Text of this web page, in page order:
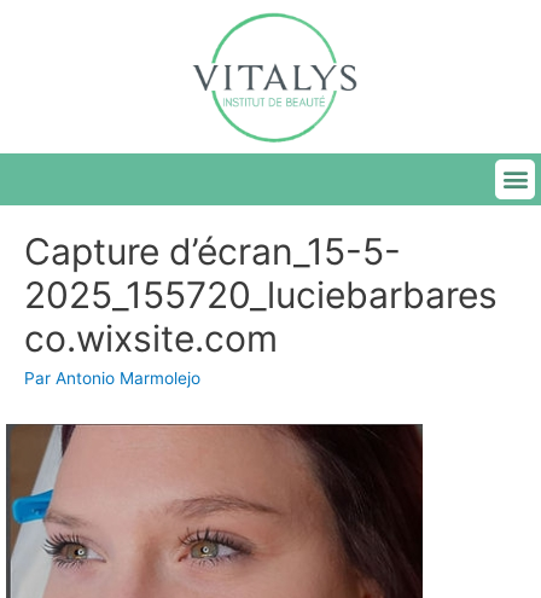
Capture d’écran_15-5-
2025_155720_luciebarbares
co.wixsite.com
Par Antonio Marmolejo